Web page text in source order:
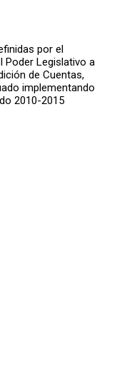
por el
Poder Legislativo a
de Cuentas,
implementando
2010-2015